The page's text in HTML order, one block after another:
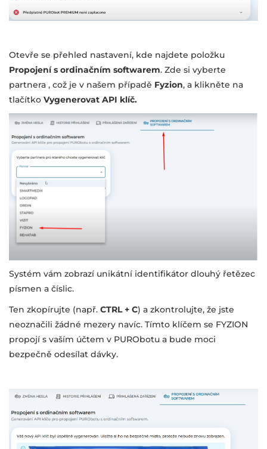
Otevře se přehled nastavení, kde najdete položku
Propojení s ordinačním softwarem. Zde si vyberte
partnera , což je v našem případě Fyzion, a klikněte na
tlačítko Vygenerovat API klíč.
Systém vám zobrazí unikátní identifikátor dlouhý řetězec
písmen a číslic.
Ten zkopírujte (např. CTRL + C) a zkontrolujte, že jste
neoznačili žádné mezery navíc. Tímto klíčem se FYZION
propojí s vaším účtem v PURObotu a bude moci
bezpečně odesílat dávky.